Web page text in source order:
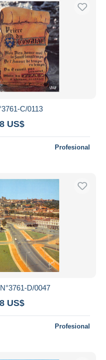
C/0113
US$
Profesional
D/0047
US$
Profesional